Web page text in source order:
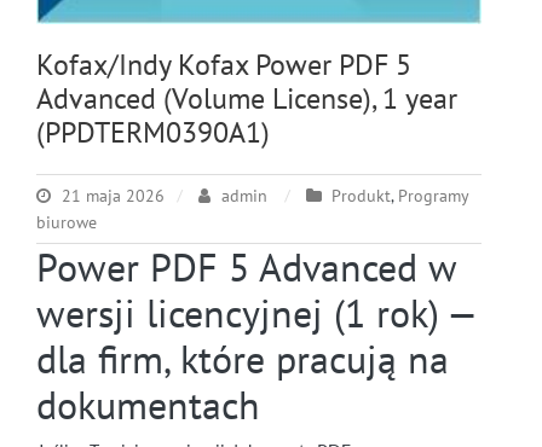
Kofax/Indy Kofax Power PDF 5
Advanced (Volume License), 1 year
(PPDTERM0390A1)
21 maja 2026 admin Produkt, Programy
biurowe
Power PDF 5 Advanced w
wersji licencyjnej (1 rok) —
dla firm, które pracują na
dokumentach